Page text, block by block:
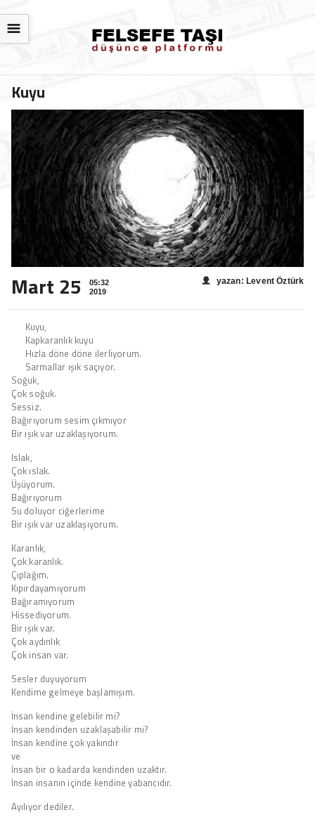
☰
Kuyu
Mart 25
05:32
2019
yazan: Levent Öztürk
Kuyu,
Kapkaranlık kuyu
Hızla döne döne ilerliyorum.
Sarmallar ışık saçıyor.
Soğuk,
Çok soğuk.
Sessiz.
Bağırıyorum sesim çıkmıyor
Bir ışık var uzaklaşıyorum.
Islak,
Çok ıslak.
Üşüyorum.
Bağırıyorum
Su doluyor ciğerlerime
Bir ışık var uzaklaşıyorum.
Karanlık,
Çok karanlık.
Çıplağım.
Kıpırdayamıyorum
Bağıramıyorum
Hissediyorum.
Bir ışık var.
Çok aydınlık
Çok insan var.
Sesler duyuyorum
Kendime gelmeye başlamışım.
İnsan kendine gelebilir mi?
İnsan kendinden uzaklaşabilir mi?
İnsan kendine çok yakındır
ve
İnsan bir o kadarda kendinden uzaktır.
İnsan insanın içinde kendine yabancıdır.
Ayılıyor dediler.